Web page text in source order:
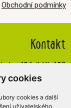
cookies
cookies a další
uživatelského
Kontakt
727 840 369
608 032 534
Obchodní podmínky